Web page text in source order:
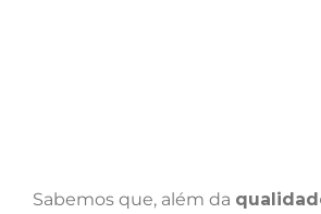
Sabemos que, além da